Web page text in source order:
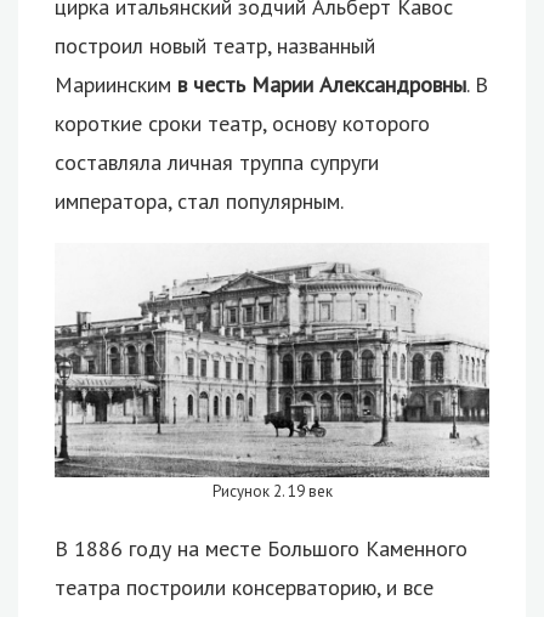
цирка итальянский зодчий Альберт Кавос
построил новый театр, названный
Мариинским в честь Марии Александровны. В
короткие сроки театр, основу которого
составляла личная труппа супруги
императора, стал популярным.
Рисунок 2. 19 век
В 1886 году на месте Большого Каменного
театра построили консерваторию, и все